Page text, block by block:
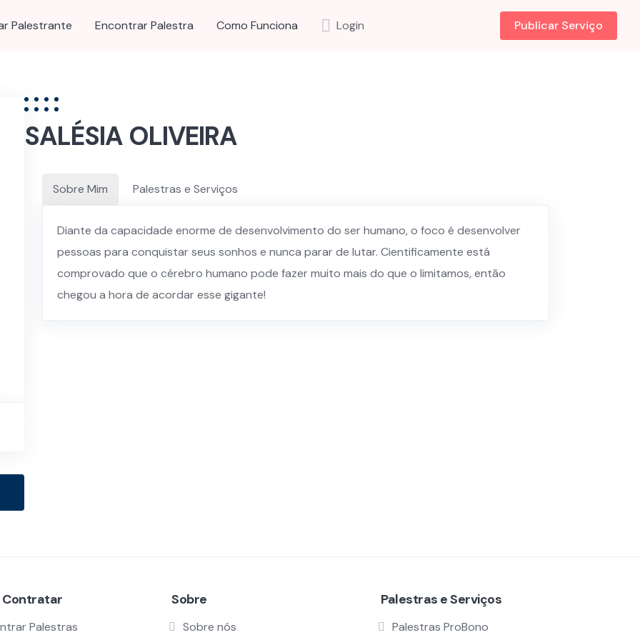
Palestrante Encontrar Palestra Como Funciona Login Publicar Serviço
SALÉSIA OLIVEIRA
Sobre Mim Palestras e Serviços
Diante da capacidade enorme de desenvolvimento do ser humano, o foco é desenvolver
pessoas para conquistar seus sonhos e nunca parar de lutar. Cientificamente está
comprovado que o cérebro humano pode fazer muito mais do que o limitamos, então
chegou a hora de acordar esse gigante!
Contratar
Palestras
Sobre
Sobre nós
Palestras e Serviços
Palestras ProBono